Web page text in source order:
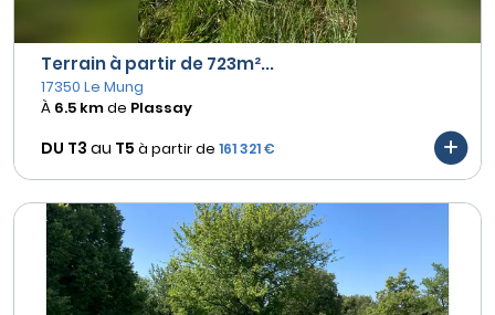
Terrain à partir de 723m²...
17350 Le Mung
À 6.5 kmde Plassay
DU T3 au T5 à partir de 161 321 €